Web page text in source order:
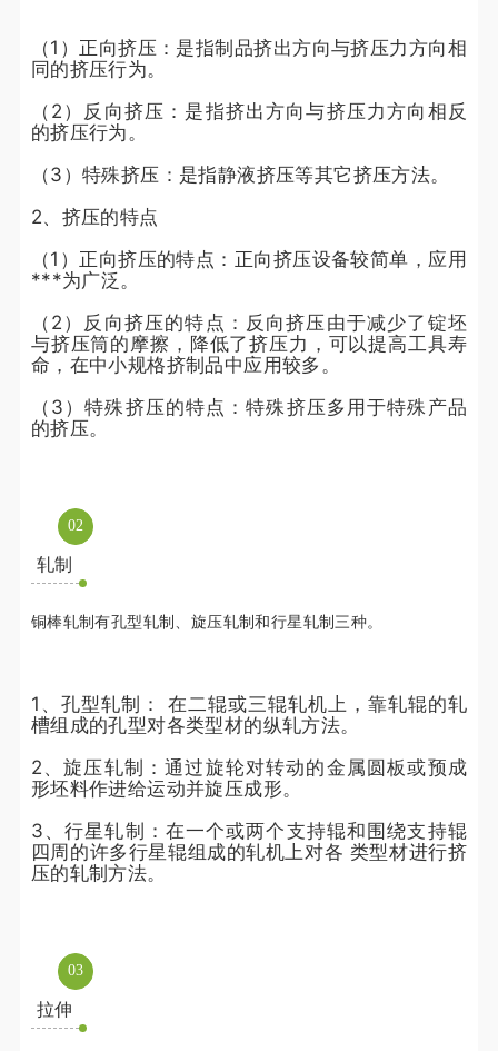
（1）正向挤压：是指制品挤出方向与挤压力方向相
同的挤压行为。
（2）反向挤压：是指挤出方向与挤压力方向相反
的挤压行为。
（3）特殊挤压：是指静液挤压等其它挤压方法。
2、挤压的特点
（1）正向挤压的特点：正向挤压设备较简单，应用
***为广泛。
（2）反向挤压的特点：反向挤压由于减少了锭坯
与挤压筒的摩擦，降低了挤压力，可以提高工具寿
命，在中小规格挤制品中应用较多。
（3）特殊挤压的特点：特殊挤压多用于特殊产品
的挤压。
02
轧制
铜棒轧制有孔型轧制、旋压轧制和行星轧制三种。
1、孔型轧制： 在二辊或三辊轧机上，靠轧辊的轧
槽组成的孔型对各类型材的纵轧方法。
2、旋压轧制：通过旋轮对转动的金属圆板或预成
形坯料作进给运动并旋压成形。
3、行星轧制：在一个或两个支持辊和围绕支持辊
四周的许多行星辊组成的轧机上对各 类型材进行挤
压的轧制方法。
03
拉伸